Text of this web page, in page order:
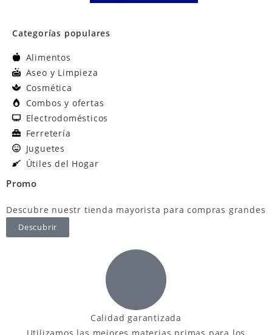
Categorías populares
Alimentos
Aseo y Limpieza
Cosmética
Combos y ofertas
Electrodomésticos
Ferretería
Juguetes
Útiles del Hogar
Promo
Descubre nuestr tienda mayorista para compras grandes
Descubrir
Calidad garantizada